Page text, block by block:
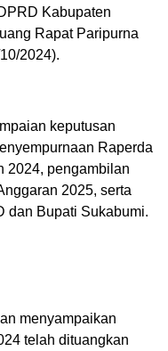
Kabupaten
Rapat Paripurna
2024).
keputusan
Raperda
2024, pengambilan
2025, serta
dan Bupati Sukabumi.
menyampaikan
telah dituangkan